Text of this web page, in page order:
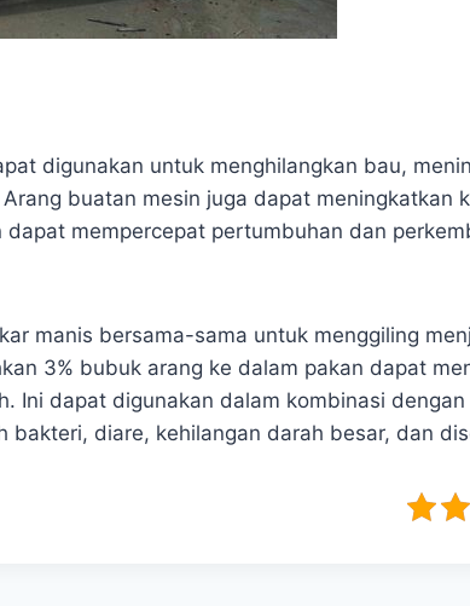
digunakan untuk menghilangkan bau,
buatan mesin juga dapat meningkatkan
mempercepat pertumbuhan dan
manis bersama-sama untuk menggiling
3% bubuk arang ke dalam pakan dapat
Ini dapat digunakan dalam kombinasi
diare, kehilangan darah besar, dan